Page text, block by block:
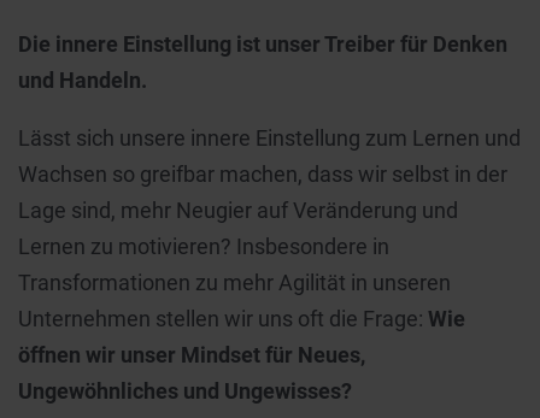
Die innere Einstellung ist unser Treiber für Denken
und Handeln.
Lässt sich unsere innere Einstellung zum Lernen und
Wachsen so greifbar machen, dass wir selbst in der
Lage sind, mehr Neugier auf Veränderung und
Lernen zu motivieren? Insbesondere in
Transformationen zu mehr Agilität in unseren
Unternehmen stellen wir uns oft die Frage: Wie
öffnen wir unser Mindset für Neues,
Ungewöhnliches und Ungewisses?